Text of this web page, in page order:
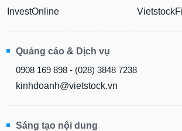
InvestOnline
Quảng cáo & Dịch vụ
0908 169 898 - (028) 3848 7238
kinhdoanh@vietstock.vn
Sáng tạo nội dung